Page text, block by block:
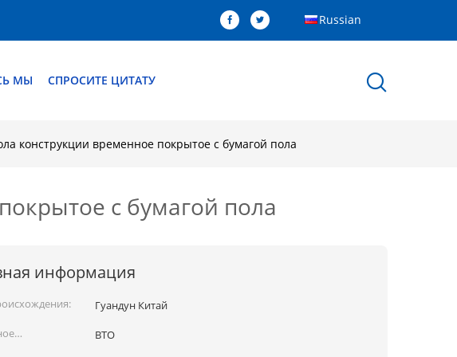
Russian
МЫ СПРОСИТЕ ЦИТАТУ
конструкции временное покрытое с бумагой пола
с бумагой пола
информация
Гуандун Китай
BTO